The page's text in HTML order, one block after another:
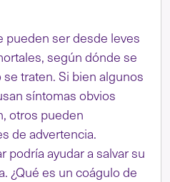
pueden ser desde leves
según dónde se
traten. Si bien algunos
síntomas obvios
otros pueden
de advertencia.
podría ayudar a salvar su
¿Qué es un coágulo de